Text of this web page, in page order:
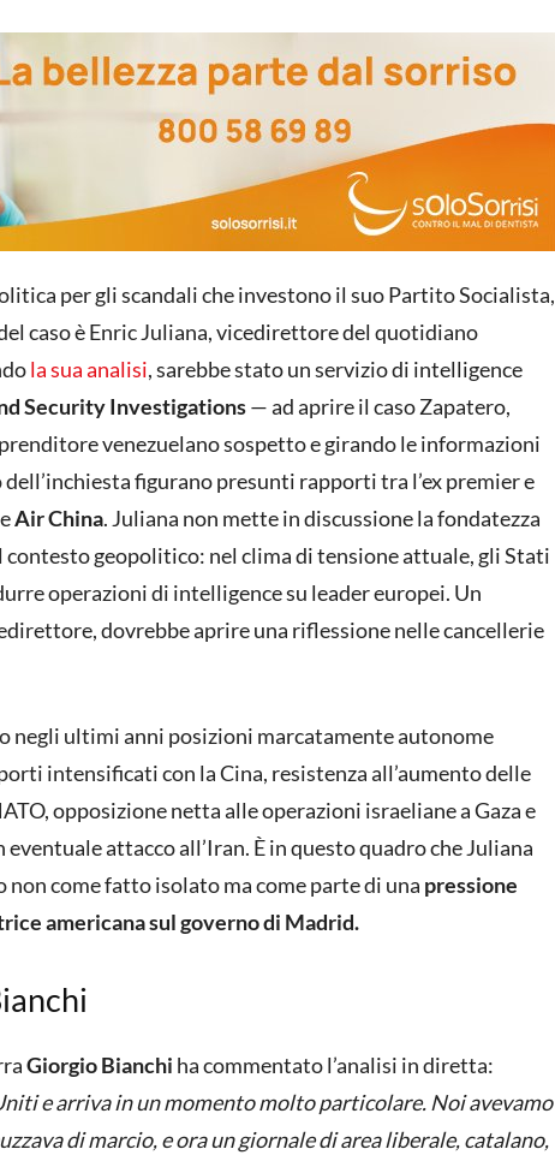
per gli scandali che investono il suo Partito Socialista,
caso è Enric Juliana, vicedirettore del quotidiano
la sua analisi, sarebbe stato un servizio di intelligence
Security Investigations— ad aprire il caso Zapatero,
venezuelano sospetto e girando le informazioni
figurano presunti rapporti tra l’ex premier e
eAir China. Juliana non mette in discussione la fondatezza
contesto geopolitico: nel clima di tensione attuale, gli Stati
operazioni di intelligence su leader europei. Un
dovrebbe aprire una riflessione nelle cancellerie
negli ultimi anni posizioni marcatamente autonome
intensificati con la Cina, resistenza all’aumento delle
opposizione netta alle operazioni israeliane a Gaza e
attacco all’Iran. È in questo quadro che Juliana
non come fatto isolato ma come parte di una pressione
americana sul governo di Madrid.
Giorgio Bianchi ha commentato l’analisi in diretta:
e arriva in un momento molto particolare. Noi avevamo
di marcio, e ora un giornale di area liberale, catalano,